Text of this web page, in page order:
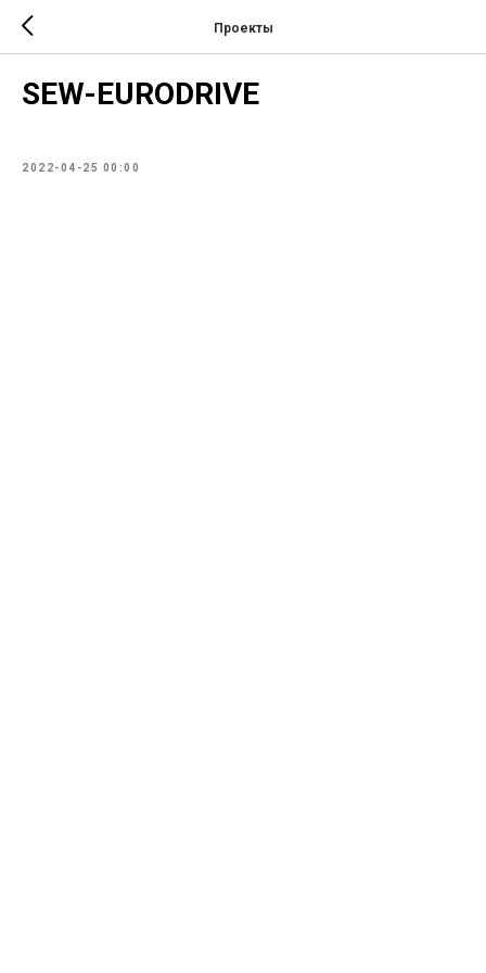
Проекты
SEW-EURODRIVE
2022-04-25 00:00